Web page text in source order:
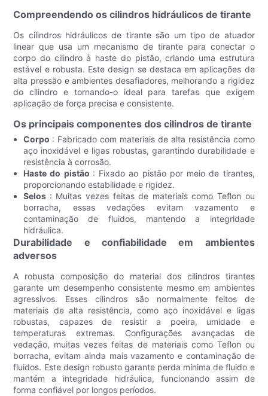
Compreendendo os cilindros hidráulicos de tirante
Os cilindros hidráulicos de tirante são um tipo de atuador
linear que usa um mecanismo de tirante para conectar o
corpo do cilindro à haste do pistão, criando uma estrutura
estável e robusta. Este design se destaca em aplicações de
alta pressão e ambientes desafiadores, melhorando a rigidez
do cilindro e tornando-o ideal para tarefas que exigem
aplicação de força precisa e consistente.
Os principais componentes dos cilindros de tirante
Corpo : Fabricado com materiais de alta resistência como
aço inoxidável e ligas robustas, garantindo durabilidade e
resistência à corrosão.
Haste do pistão : Fixado ao pistão por meio de tirantes,
proporcionando estabilidade e rigidez.
Selos : Muitas vezes feitas de materiais como Teflon ou
borracha, essas vedações evitam vazamento e
contaminação de fluidos, mantendo a integridade
hidráulica.
Durabilidade e confiabilidade em ambientes
adversos
A robusta composição do material dos cilindros tirantes
garante um desempenho consistente mesmo em ambientes
agressivos. Esses cilindros são normalmente feitos de
materiais de alta resistência, como aço inoxidável e ligas
robustas, capazes de resistir a poeira, umidade e
temperaturas extremas. Configurações avançadas de
vedação, muitas vezes feitas de materiais como Teflon ou
borracha, evitam ainda mais vazamento e contaminação de
fluidos. Este design robusto garante perda mínima de fluido e
mantém a integridade hidráulica, funcionando assim de
forma confiável por longos períodos.